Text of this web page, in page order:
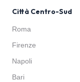
Città Centro-Sud
Roma
Firenze
Napoli
Bari